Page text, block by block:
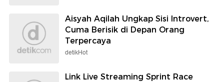
Aisyah Aqilah Ungkap Sisi Introvert,
Cuma Berisik di Depan Orang
Terpercaya
detikHot
Link Live Streaming Sprint Race